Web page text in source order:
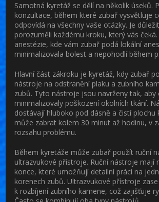
Samotná kyretáž se dělí na několik úseků.
konzultace, během které zubař vysvětluje
odpovídá na všechny vaše otázky. Je
porozuměli každému kroku, který vás
anestézie, kde vám zubař podá lokální
minimalizovala bolest a nepohodlí během
Hlavní část zákroku je kyretáž, kdy zubař
nástroje na odstranění plaku a zubního
zubů. Tyto nástroje jsou navrženy tak, aby
minimalizovaly poškození okolních tkání.
dostávají hluboko pod dásně a čistí plochu
může zabrat kolem 30 minut až hodinu, v
rozsahu problému.
Během kyretáže může zubař použít ruční
ultrazvukové přístroje. Ruční nástroje mají
konce, které umožňují detailní práci na
korenech zubů. Ultrazvukové přístroje
k rozbíjení zubního kamene, což zajišťuje